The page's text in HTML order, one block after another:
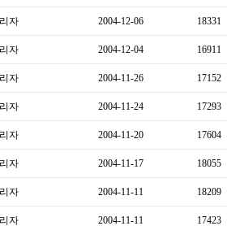
자 2004-12-06 18331
자 2004-12-04 16911
자 2004-11-26 17152
자 2004-11-24 17293
자 2004-11-20 17604
자 2004-11-17 18055
자 2004-11-11 18209
자 2004-11-11 17423